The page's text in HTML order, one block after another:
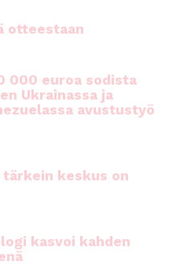
otteestaan
000 euroa sodista
Ukrainassa ja
avustustyö
keskus on
kasvoi kahden